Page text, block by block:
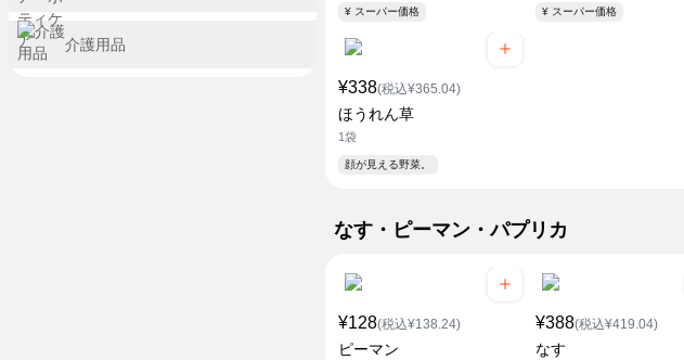
¥ スーパー価格 ¥ スーパー価格
¥338(税込¥365.04)
ほうれん草
1袋
顔が見える野菜。
なす・ピーマン・パプリカ
¥128(税込¥138.24)
ピーマン
¥388(税込¥419.04)
なす
介護用品